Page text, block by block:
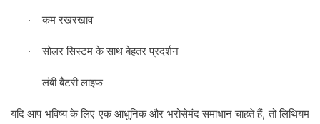
· कम रखरखाव
· सोलर सिस्टम के साथ बेहतर प्रदर्शन
· लंबी बैटरी लाइफ
यदि आप भविष्य के लिए एक आधुनिक और भरोसेमंद समाधान चाहते हैं,तो लिथियम